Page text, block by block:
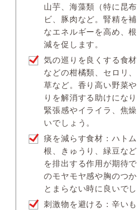
山芋、海藻類（特に昆
ビ、豚肉など。腎精を
なエネルギーを高め、
減を促します。
気の巡りを良くする食
などの柑橘類、セロリ
草など。香り高い野菜
りを解消する助けにな
緊張感やイライラ、焦
いでしょう。
痰を減らす食材：ハト
根、きゅうり、緑豆な
を排出する作用が期待
のモヤモヤ感や胸のつ
とまらない時に良いでし
刺激物を避ける：辛い